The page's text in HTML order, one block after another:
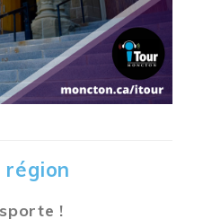
région
!